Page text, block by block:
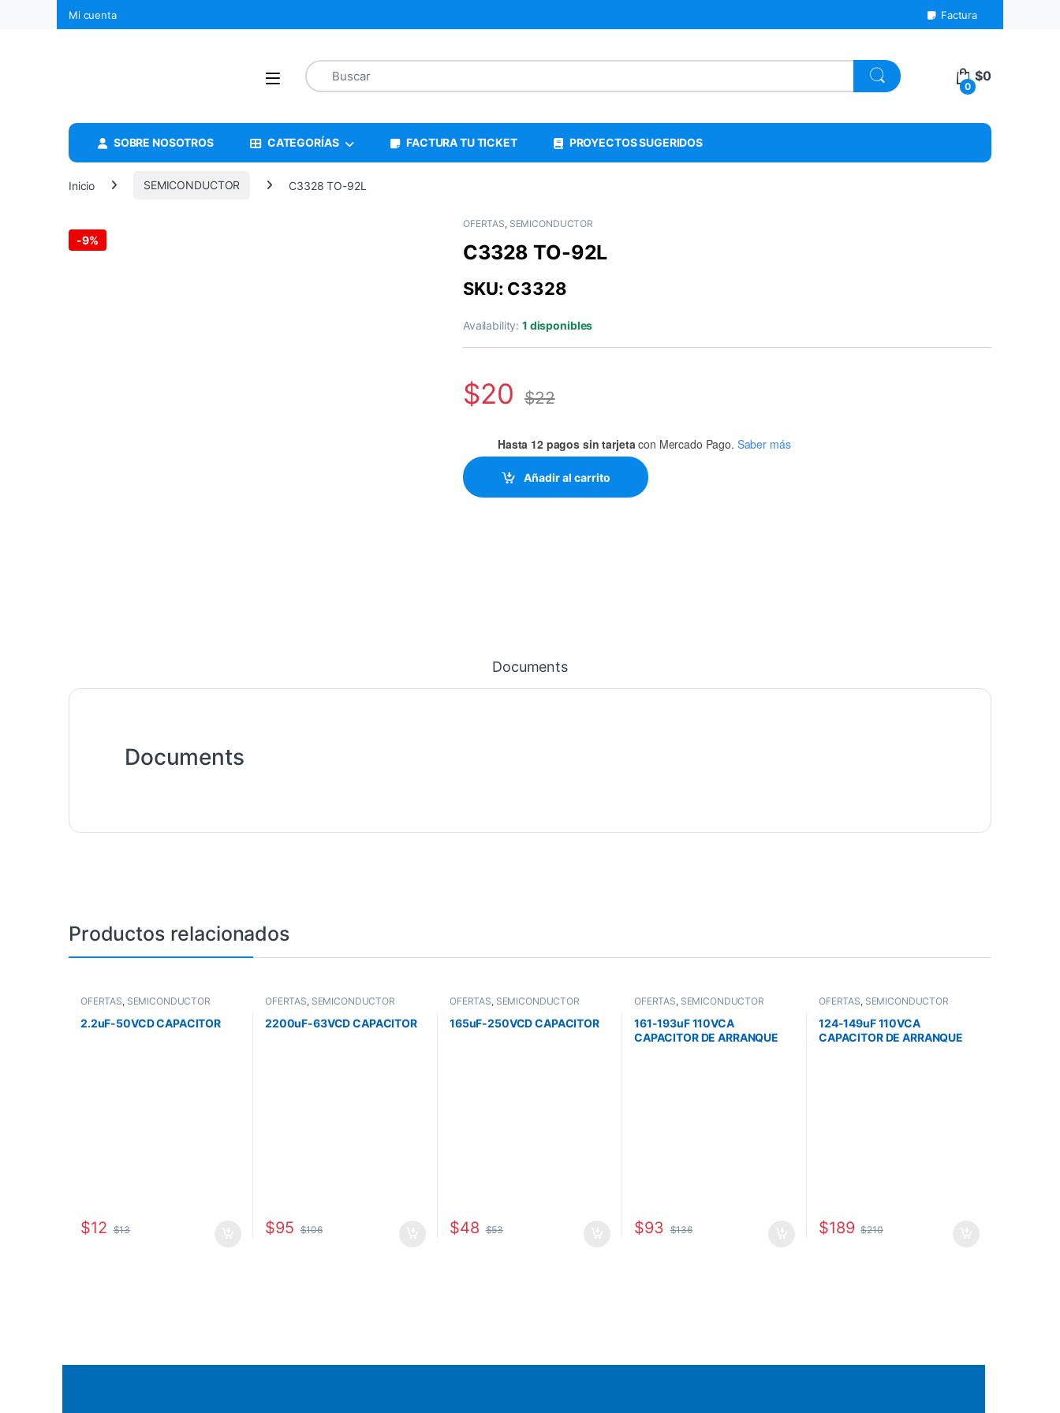
Mi cuenta Factura
0
$0
SOBRE NOSOTROS CATEGORÍAS FACTURA TU TICKET PROYECTOS SUGERIDOS
Inicio SEMICONDUCTOR C3328 TO-92L
-9%
OFERTAS, SEMICONDUCTOR
C3328 TO-92L
SKU: C3328
Availability:1 disponibles
$20 $22
Hasta 12 pagos sin tarjeta con Mercado Pago. Saber más
Añadir al carrito
Documents
Documents
Productos relacionados
OFERTAS, SEMICONDUCTOR
2.2uF-50VCD CAPACITOR
$12 $13
OFERTAS, SEMICONDUCTOR
2200uF-63VCD CAPACITOR
$95 $106
OFERTAS, SEMICONDUCTOR
165uF-250VCD CAPACITOR
$48 $53
OFERTAS, SEMICONDUCTOR
161-193uF 110VCA
CAPACITOR DE ARRANQUE
$93 $136
OFERTAS, SEMICONDUCTOR
124-149uF 110VCA
CAPACITOR DE ARRANQUE
$189 $210